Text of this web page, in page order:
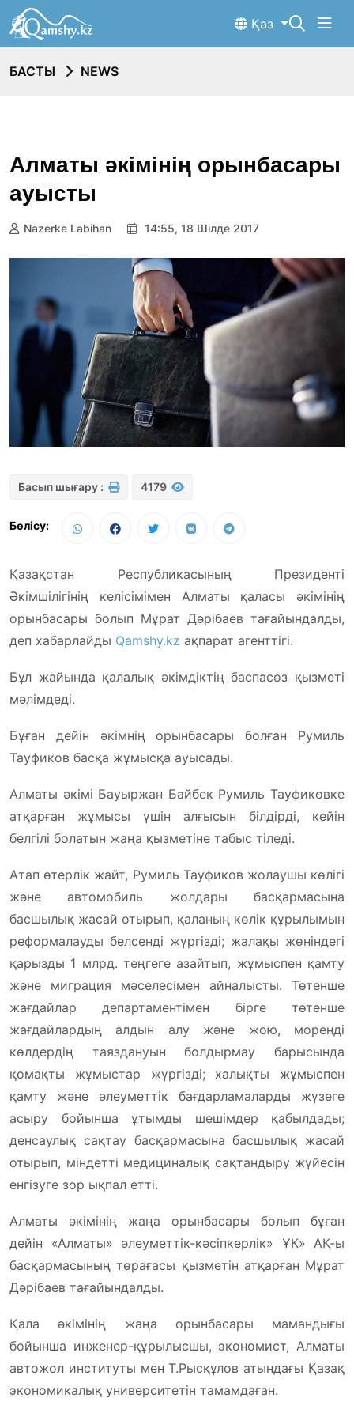
Қаз
БАСТЫ NEWS
Алматы әкімінің орынбасары
ауысты
Nazerke Labihan 14:55, 18 Шілде 2017
Басып шығару : 4179
Бөлісу:
Қазақстан Республикасының Президенті
Әкімшілігінің келісімімен Алматы қаласы әкімінің
орынбасары болып Мұрат Дәрібаев тағайындалды,
деп хабарлайды Qamshy.kz ақпарат агенттігі.
Бұл жайында қалалық әкімдіктің баспасөз қызметі
мәлімдеді.
Бұған дейін әкімнің орынбасары болған Румиль
Тауфиков басқа жұмысқа ауысады.
Алматы әкімі Бауыржан Байбек Румиль Тауфиковке
атқарған жұмысы үшін алғысын білдірді, кейін
белгілі болатын жаңа қызметіне табыс тіледі.
Атап өтерлік жайт, Румиль Тауфиков жолаушы көлігі
және автомобиль жолдары басқармасына
басшылық жасай отырып, қаланың көлік құрылымын
реформалауды белсенді жүргізді; жалақы жөніндегі
қарызды 1 млрд. теңгеге азайтып, жұмыспен қамту
және миграция мәселесімен айналысты. Төтенше
жағдайлар департаментімен бірге төтенше
жағдайлардың алдын алу және жою, моренді
көлдердің таяздануын болдырмау барысында
қомақты жұмыстар жүргізді; халықты жұмыспен
қамту және әлеуметтік бағдарламаларды жүзеге
асыру бойынша ұтымды шешімдер қабылдады;
денсаулық сақтау басқармасына басшылық жасай
отырып, міндетті медициналық сақтандыру жүйесін
енгізуге зор ықпал етті.
Алматы әкімінің жаңа орынбасары болып бұған
дейін «Алматы» әлеуметтік-кәсіпкерлік» ҰК» АҚ-ы
басқармасының төрағасы қызметін атқарған Мұрат
Дәрібаев тағайындалды.
Қала әкімінің жаңа орынбасары мамандығы
бойынша инженер-құрылысшы, экономист, Алматы
автожол институты мен Т.Рысқұлов атындағы Қазақ
экономикалық университетін тамамдаған.